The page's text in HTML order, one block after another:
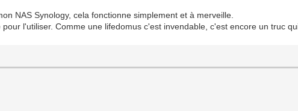
NAS Synology, cela fonctionne simplement et à merveille.
l'utiliser. Comme une lifedomus c'est invendable, c'est encore un truc